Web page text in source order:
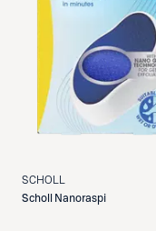
SCHOLL
Scholl
Nanoraspi